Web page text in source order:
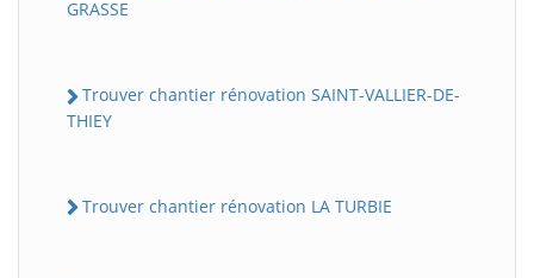
GRASSE
Trouver chantier rénovation SAINT-VALLIER-DE-
THIEY
Trouver chantier rénovation LA TURBIE